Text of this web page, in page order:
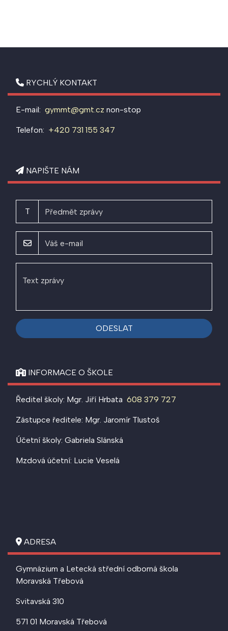
RYCHLÝ KONTAKT
E-mail: gymmt@gmt.cz non-stop
Telefon: +420 731 155 347
NAPIŠTE NÁM
T
ODESLAT
INFORMACE O ŠKOLE
Ředitel školy: Mgr. Jiří Hrbata 608 379 727
Zástupce ředitele: Mgr. Jaromír Tlustoš
Účetní školy: Gabriela Slánská
Mzdová účetní: Lucie Veselá
ADRESA
Gymnázium a Letecká střední odborná škola
Moravská Třebová
Svitavská 310
571 01 Moravská Třebová